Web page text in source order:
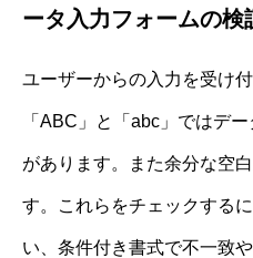
ータ入力フォームの検
ユーザーからの入力を受け
「ABC」と「abc」ではデ
があります。また余分な空
す。これらをチェックする
い、条件付き書式で不一致